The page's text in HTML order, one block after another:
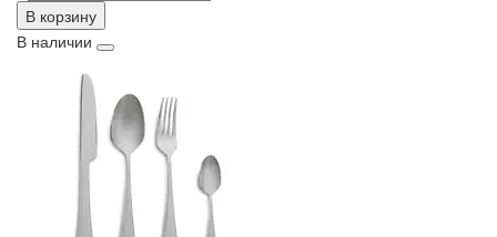
В корзину
В наличии